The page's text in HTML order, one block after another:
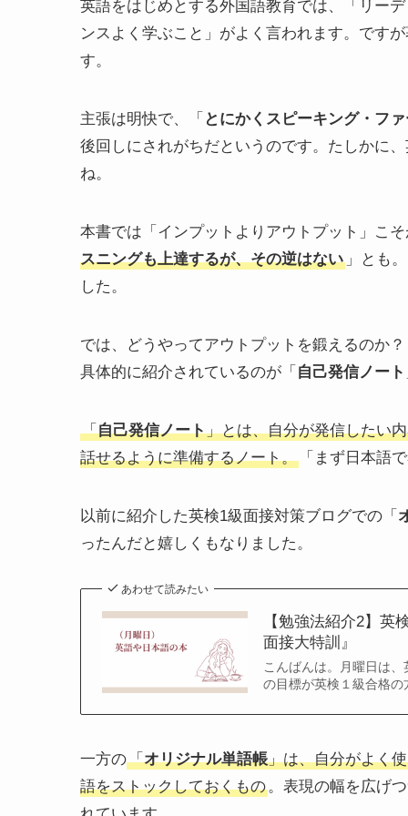
英語をはじめとする外国語教育では、「リー
ンスよく学ぶこと」がよく言われます。です
す。
主張は明快で、「 とにかくスピーキング・フ
後回しにされがちだというのです。たしかに
ね。
本書では「インプットよりアウトプット」こ
スニングも上達するが、その逆はない 」とも
した。
では、どうやってアウトプットを鍛えるのか？
具体的に紹介されているのが「 自己発信ノート
「自己発信ノート」とは、自分が発信したい
話せるように準備するノート。
「まず日本語
以前に紹介した英検1級面接対策ブログでの「
ったんだと嬉しくもなりました。
あわせて読みたい
【勉強法紹介2】英
面接大特訓』
こんばんは。月曜日は
の目標が英検１級合格
一方の「オリジナル単語帳」は、自分がよく
語をストックしておくもの。表現の幅を広げ